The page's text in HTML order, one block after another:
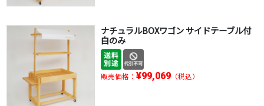
ナチュラルBOXワゴン サイドテーブル付
白のみ
販売価格： ¥99,069（税込）